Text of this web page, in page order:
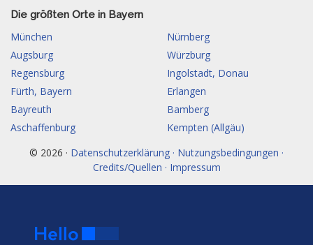
Die größten Orte in Bayern
München
Nürnberg
Augsburg
Würzburg
Regensburg
Ingolstadt, Donau
Fürth, Bayern
Erlangen
Bayreuth
Bamberg
Aschaffenburg
Kempten (Allgäu)
© 2026 · Datenschutzerklärung · Nutzungsbedingungen ·
Credits/Quellen · Impressum